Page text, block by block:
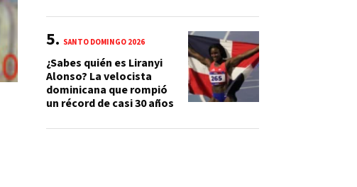
SANTO DOMINGO 2026
¿Sabes quién es Liranyi
Alonso? La velocista
dominicana que rompió
un récord de casi 30 años